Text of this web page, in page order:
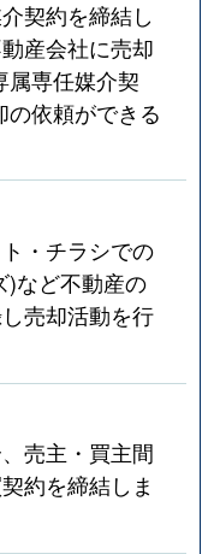
契約を締結し
産会社に売却
属専任媒介契
依頼ができる
・チラシでの
)など不動産の
売却活動を行
売主・買主間
約を締結しま